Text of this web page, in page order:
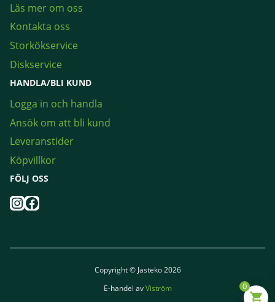
Läs mer om oss
Kontakta oss
Storkökservice
Diskservice
HANDLA/BLI KUND
Logga in och handla
Ansök om att bli kund
Leveranstider
Köpvillkor
FÖLJ OSS
Instagram
Facebook
Copyright © Jasteko 2026
E-handel avViström 0